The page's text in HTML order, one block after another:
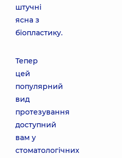
штучні
ясна з
біопластику.
Тепер
цей
популярний
вид
протезування
доступний
вам у
стоматологічних